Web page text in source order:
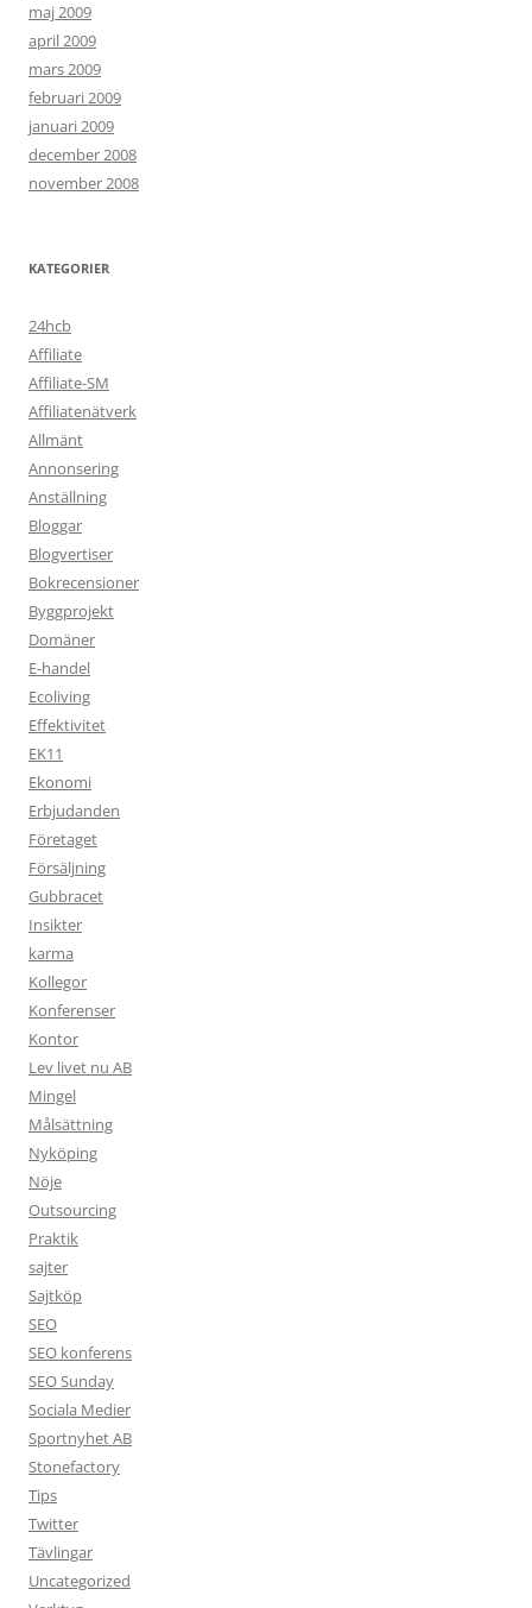
maj 2009
april 2009
mars 2009
februari 2009
januari 2009
december 2008
november 2008
KATEGORIER
24hcb
Affiliate
Affiliate-SM
Affiliatenätverk
Allmänt
Annonsering
Anställning
Bloggar
Blogvertiser
Bokrecensioner
Byggprojekt
Domäner
E-handel
Ecoliving
Effektivitet
EK11
Ekonomi
Erbjudanden
Företaget
Försäljning
Gubbracet
Insikter
karma
Kollegor
Konferenser
Kontor
Lev livet nu AB
Mingel
Målsättning
Nyköping
Nöje
Outsourcing
Praktik
sajter
Sajtköp
SEO
SEO konferens
SEO Sunday
Sociala Medier
Sportnyhet AB
Stonefactory
Tips
Twitter
Tävlingar
Uncategorized